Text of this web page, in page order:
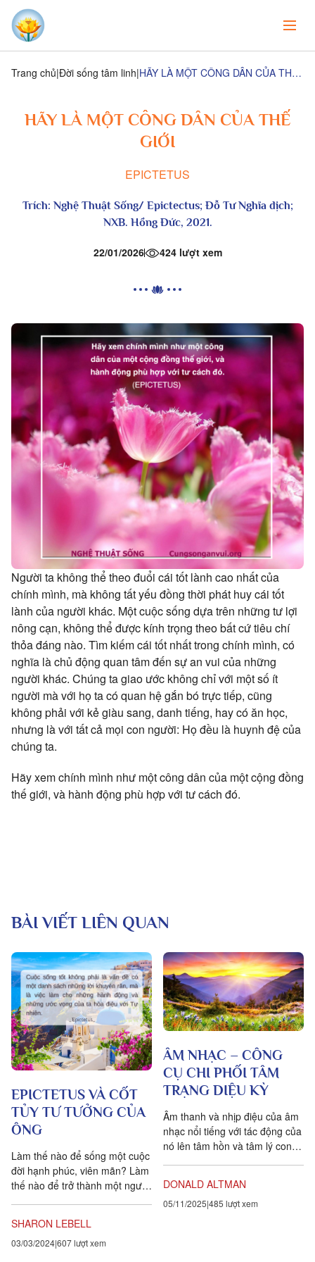
Trang chủ Đời sống tâm linh HÃY LÀ MỘT CÔNG DÂN CỦA THẾ GIỚI
HÃY LÀ MỘT CÔNG DÂN CỦA THẾ
GIỚI
EPICTETUS
Trích: Nghệ Thuật Sống/ Epictectus; Đỗ Tư Nghĩa dịch;
NXB. Hồng Đức, 2021.
22/01/2026 424 lượt xem
Người ta không thể theo đuổi cái tốt lành cao nhất của
chính mình, mà không tất yếu đồng thời phát huy cái tốt
lành của người khác. Một cuộc sống dựa trên những tư lợi
nông cạn, không thể được kính trọng theo bất cứ tiêu chí
thỏa đáng nào. Tìm kiếm cái tốt nhất trong chính mình, có
nghĩa là chủ động quan tâm đến sự an vui của những
người khác. Chúng ta giao ước không chỉ với một số ít
người mà với họ ta có quan hệ gắn bó trực tiếp, cũng
không phải với kẻ giàu sang, danh tiếng, hay có ăn học,
nhưng là với tất cả mọi con người: Họ đều là huynh đệ của
chúng ta.
Hãy xem chính mình như một công dân của một cộng đồng
thế giới, và hành động phù hợp với tư cách đó.
BÀI VIẾT LIÊN QUAN
EPICTETUS VÀ CỐT
TỦY TƯ TƯỞNG CỦA
ÔNG
Làm thế nào để sống một cuộc
đời hạnh phúc, viên mãn? Làm
thế nào để trở thành một người
SHARON LEBELL
03/03/2024607 lượt xem
ÂM NHẠC – CÔNG
CỤ CHI PHỐI TÂM
TRẠNG DIỆU KỲ
Âm thanh và nhịp điệu của âm
nhạc nổi tiếng với tác động của
nó lên tâm hồn và tâm lý con
DONALD ALTMAN
05/11/2025 485 lượt xem